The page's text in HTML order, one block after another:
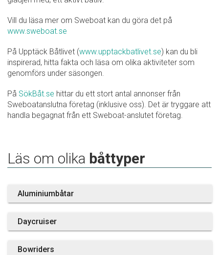
Vill du läsa mer om Sweboat kan du göra det på
www.sweboat.se
På Upptäck Båtlivet (www.upptackbatlivet.se) kan du bli
inspirerad, hitta fakta och läsa om olika aktiviteter som
genomförs under säsongen.
På SökBåt.se hittar du ett stort antal annonser från
Sweboatanslutna företag (inklusive oss). Det är tryggare att
handla begagnat från ett Sweboat-anslutet företag.
Läs om olika båttyper
Aluminiumbåtar
Daycruiser
Bowriders